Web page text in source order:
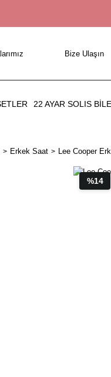
Bize Ulaşın
22 AYAR SOLIS
Erkek Saat Lee Cooper
%14